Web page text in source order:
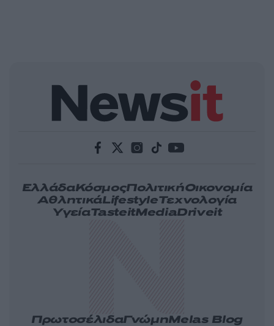
ΕλλάδαΚόσμοςΠολιτικήΟικονομία
ΑθλητικάLifestyleΤεχνολογία
ΥγείαTasteitMediaDriveit
ΠρωτοσέλιδαΓνώμηMelas Blog